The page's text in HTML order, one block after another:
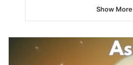
Show More